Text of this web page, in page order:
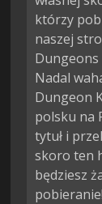
którzy
naszej
Dungeons
Nadal
Dungeon
polsku na
tytuł i
skoro ten
będziesz
pobieranie!